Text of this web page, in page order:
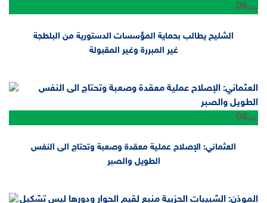
04يوليو
الشليح يطالب بحماية المؤسسات الدستورية من البلطجة
غير المبررة وغير المقبولة
04يوليو
العثماني: الإصلاح عملية معقدة وصعبة وتحتاج الى النفس
الطويل والصبر